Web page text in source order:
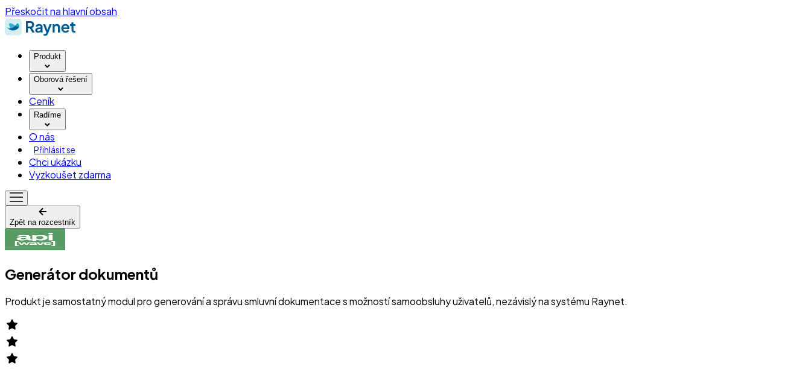
Přeskočit na hlavní obsah
Produkt
Oborová řešení
Ceník
Radíme
O nás
Přihlásit se
Chci ukázku
Vyzkoušet zdarma
Zpět na rozcestník
Generátor dokumentů
Produkt je samostatný modul pro generování a správu smluvní dokumentace s možností samoobsluhy uživatelů, nezávislý na systému Raynet.